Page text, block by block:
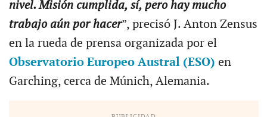
nivel. Misión cumplida, sí, pero hay mucho
trabajo aún por hacer”, precisó J. Anton Zensus
en la rueda de prensa organizada por el
Observatorio Europeo Austral (ESO) en
Garching, cerca de Múnich, Alemania.